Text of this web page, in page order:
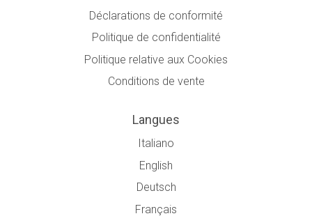
Déclarations de conformité
Politique de confidentialité
Politique relative aux Cookies
Conditions de vente
Langues
Italiano
English
Deutsch
Français